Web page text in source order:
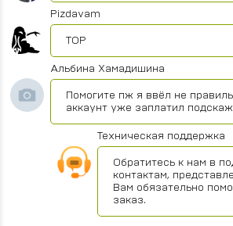
Pizdavam
TOP
Альбина Хамадишина
Помогите пж я ввёл не
аккаунт уже заплатил
Техническая поддержка
Обратитесь к нам в
контактам,
Вам обязательно
заказ.